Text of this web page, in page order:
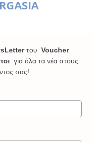
του Voucher
για όλα τα νέα στους
σας!